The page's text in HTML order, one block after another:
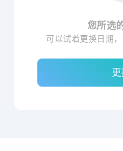
您所选
可以试着更换日期